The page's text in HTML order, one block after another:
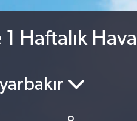
1 Haftalık